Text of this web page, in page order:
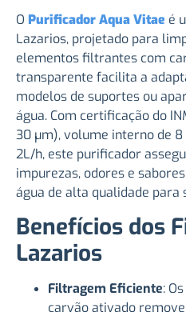
O Purificador Aqua Vitae é
Lazarios, projetado para
elementos filtrantes com
transparente facilita a
modelos de suportes ou
água. Com certificação do
30 µm), volume interno de
2L/h, este purificador
impurezas, odores e
água de alta qualidade para
Benefícios dos
Lazarios
Filtragem Eficiente:
carvão ativado